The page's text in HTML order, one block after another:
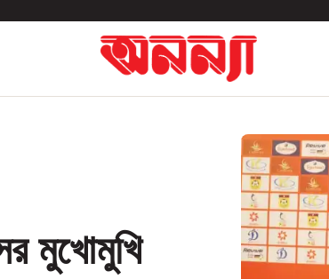
মুখোমুখি